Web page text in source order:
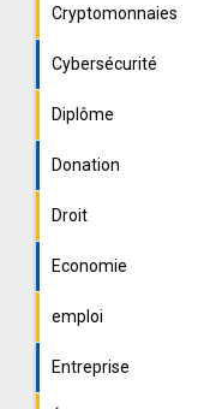
Cryptomonnaies
Cybersécurité
Diplôme
Donation
Droit
Economie
emploi
Entreprise